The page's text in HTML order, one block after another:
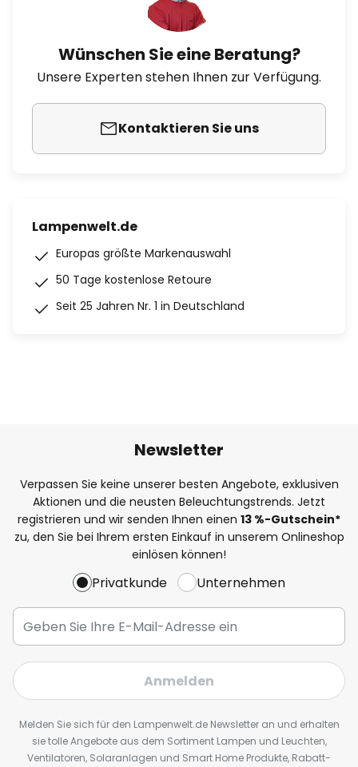
Wünschen Sie eine Beratung?
Unsere Experten stehen Ihnen zur Verfügung.
Kontaktieren Sie uns
Lampenwelt.de
Europas größte Markenauswahl
50 Tage kostenlose Retoure
Seit 25 Jahren Nr. 1 in Deutschland
Newsletter
Verpassen Sie keine unserer besten Angebote, exklusiven
Aktionen und die neusten Beleuchtungstrends. Jetzt
registrieren und wir senden Ihnen einen 13 %-Gutschein*
zu, den Sie bei Ihrem ersten Einkauf in unserem Onlineshop
einlösen können!
Privatkunde Unternehmen
Anmelden
Melden Sie sich für den Lampenwelt.de Newsletter an und erhalten
sie tolle Angebote aus dem Sortiment Lampen und Leuchten,
Ventilatoren, Solaranlagen und Smart Home Produkte, Rabatt-